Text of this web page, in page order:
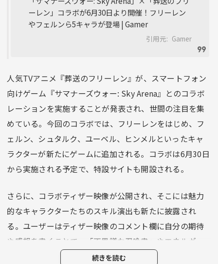
ーレン」コラボが6月30日より開催！フリーレン
やフェルンら5キャラが登場 | Gamer
引用元: Gamer
人気TVアニメ『葬送のフリーレン』が、スマートフォン
向けゲーム『サマナーズウォー: Sky Arena』とのコラボ
レーションを実施することが発表され、世間の注目を集
めている。今回のコラボでは、フリーレンをはじめ、フ
ェルン、シュタルク、ユーベル、ヒンメルといったキャ
ラクターが新たにゲームに追加される。コラボは6月30日
から実施される予定で、特設サイトも開設される。
さらに、コラボティザー映像が公開され、そこには魅力
的なキャラクターたちのスキル演出も新たに披露され
る。ユーザーはティザー映像のコメント欄に自分の期待
や感想を書くことで、「不思議な召喚書」やエネルギ
ー、マナストーンを手に入れるチャンスが得られる特別
続きを読む